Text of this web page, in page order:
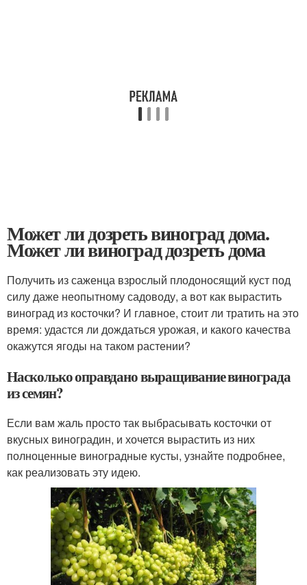
Может ли дозреть виноград дома.
Может ли виноград дозреть дома
Получить из саженца взрослый плодоносящий куст под
силу даже неопытному садоводу, а вот как вырастить
виноград из косточки? И главное, стоит ли тратить на это
время: удастся ли дождаться урожая, и какого качества
окажутся ягоды на таком растении?
Насколько оправдано выращивание винограда
из семян?
Если вам жаль просто так выбрасывать косточки от
вкусных виноградин, и хочется вырастить из них
полноценные виноградные кусты, узнайте подробнее,
как реализовать эту идею.